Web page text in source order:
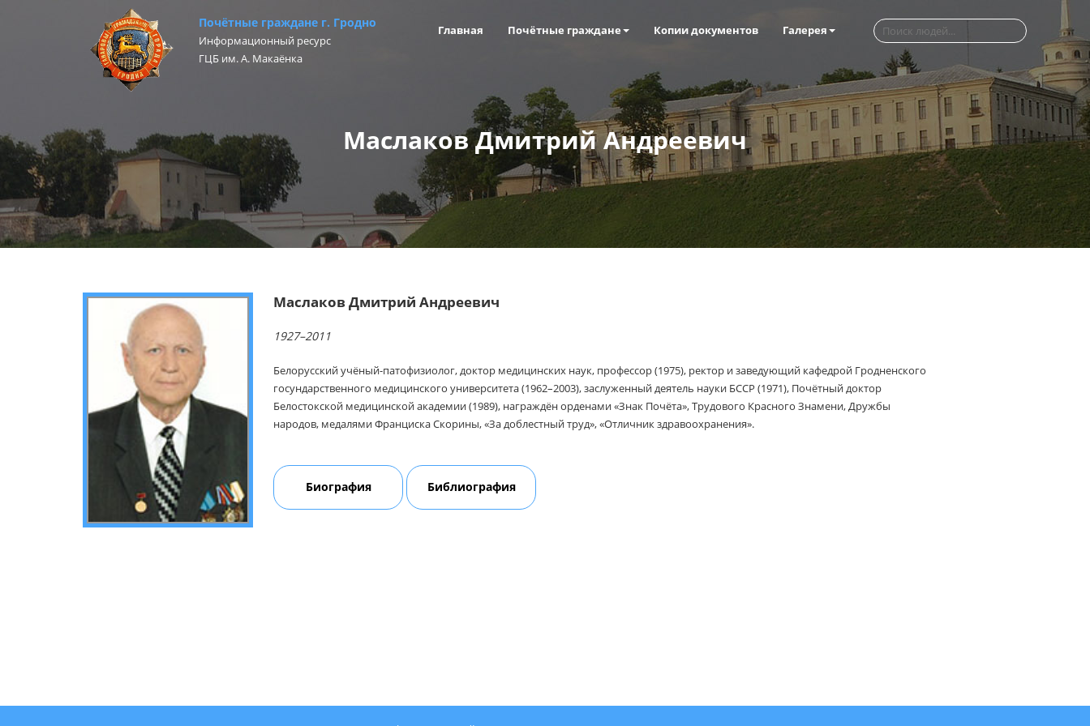
Почётные граждане г. Гродно
Информационный ресурс
ГЦБ им. А. Макаёнка
Главная Почётные граждане Копии документов Галерея
Маслаков Дмитрий Андреевич
Маслаков Дмитрий Андреевич
1927–2011
Белорусский учёный-патофизиолог, доктор медицинских наук, профессор (1975), ректор и заведующий кафедрой Гродненского
госундарственного медицинского университета (1962–2003), заслуженный деятель науки БССР (1971), Почётный доктор
Белостокской медицинской академии (1989), награждён орденами «Знак Почёта», Трудового Красного Знамени, Дружбы
народов, медалями Франциска Скорины, «За доблестный труд», «Отличник здравоохранения».
Биография Библиография